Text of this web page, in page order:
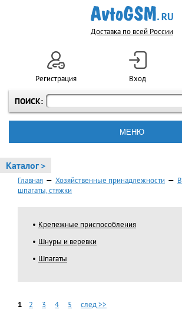
Доставка по всей России
ПОИСК:
Регистрация Вход
МЕНЮ
Каталог >
Главная — Хозяйственные принадлежности —
шпагаты, стяжки
Крепежные приспособления
Шнуры и веревки
Шпагаты
1 2 3 4 5 след >>